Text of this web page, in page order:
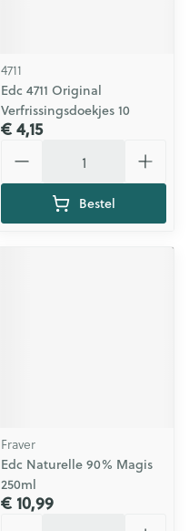
4711
Edc 4711 Original
Verfrissingsdoekjes 10
€ 4,15
Bestel
Fraver
Edc Naturelle 90% Magis
250ml
€ 10,99